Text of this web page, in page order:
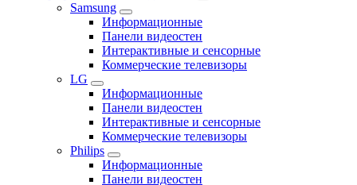
Samsung
Информационные
Панели видеостен
Интерактивные и сенсорные
Коммерческие телевизоры
LG
Информационные
Панели видеостен
Интерактивные и сенсорные
Коммерческие телевизоры
Philips
Информационные
Панели видеостен